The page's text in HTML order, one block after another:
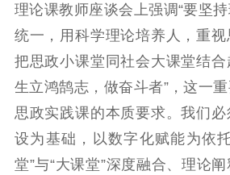
公示公告
通知公告 信息公开制度
信息公开年度报
告
政
工作动态
理论课教师座谈会上强调“要坚
统一，用科学理论培养人，重视
把思政小课堂同社会大课堂结
生立鸿鹄志，做奋斗者”，这一
思政实践课的本质要求。我们
设为基础，以数字化赋能为依
堂”与“大课堂”深度融合、理论